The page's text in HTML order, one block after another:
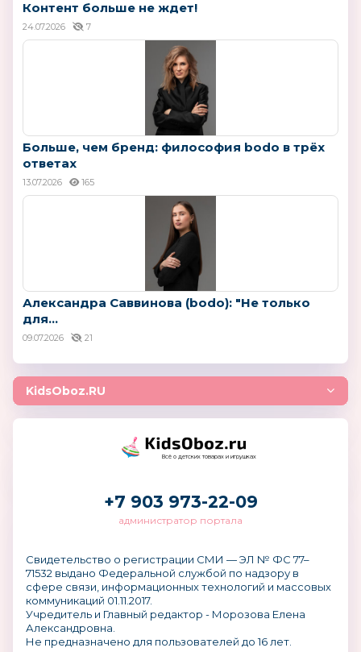
Контент больше не ждет!
24.07.2026 7
Больше, чем бренд: философия bodo в трёх
ответах
13.07.2026 165
Александра Саввинова (bodo): "Не только
для...
09.07.2026 21
KidsOboz.RU
Всё о детских товарах и игрушках
+7 903 973-22-09
администратор портала
Свидетельство о регистрации СМИ — ЭЛ № ФС 77–
71532 выдано Федеральной службой по надзору в
сфере связи, информационных технологий и массовых
коммуникаций 01.11.2017.
Учредитель и Главный редактор - Морозова Елена
Александровна.
Не предназначено для пользователей до 16 лет.